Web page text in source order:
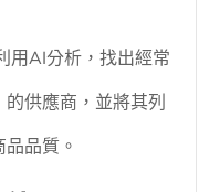
用AI分析，找出經常
供應商，並將其列
品質。